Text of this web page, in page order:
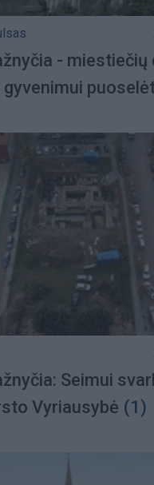
- miestiečių
Seimui
Vyriausybė (1)